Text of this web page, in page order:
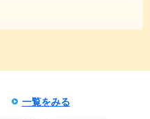
一覧をみる